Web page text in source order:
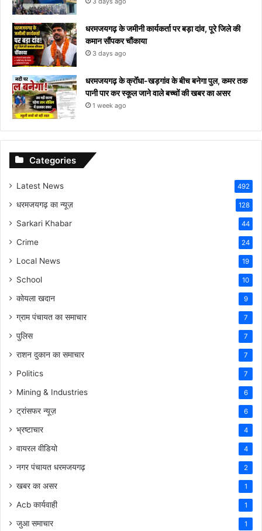
धरमजयगढ़ के जमीनी कार्यकर्ता पर बड़ा दांव, पूरे जिले की
कमान सौंपकर चौंकाया
3 days ago
धरमजयगढ़ के क्रोँधा-खड़गांव ​के बीच बनेगा पुल, कमर तक
पानी पार कर स्कूल जाने वाले बच्चों की खबर का असर​
1 week ago
Categories
Latest News 492
धरमजयगढ़ का न्यूज़ 128
Sarkari Khabar 44
Crime 24
Local News 19
School 10
कोयला खदान 9
ग्राम पंचायत का समाचार 7
पुलिस 7
राशन दुकान का समाचार 7
Politics 7
Mining & Industries 6
ट्रांसफर न्यूज़ 6
भ्रष्टाचार 4
वायरल वीडियो 4
नगर पंचायत धरमजयगढ़ 2
खबर का असर 1
Acb कार्यवाही 1
जुआ समाचार 1